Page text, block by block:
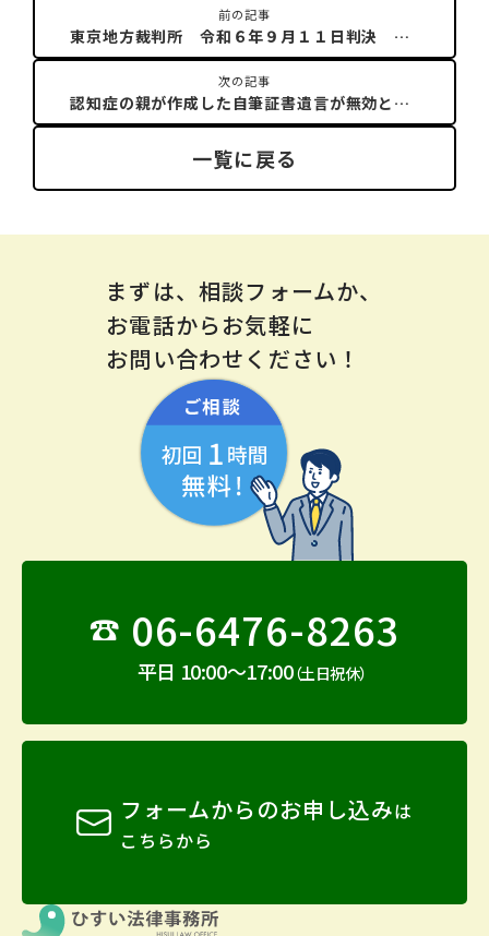
ゲ
ー
ョ
ン
前の記事
東京地方裁判所 令和６年９月１１日判決 公正証書遺言が無効となった裁判例
一覧に戻る
次の記事
認知症の親が作成した自筆証書遺言が無効とされた判例
まずは、相談フォームか、
お電話からお気軽に
お問い合わせください！
☎︎ 06-6476-8263
平日 10:00〜17:00（土日祝休）
フォームからのお申し込みは
こちらから